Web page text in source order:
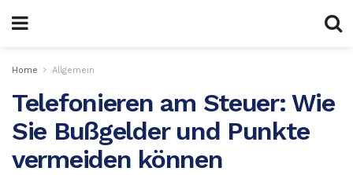
Home Allgemein
Telefonieren am Steuer: Wie
Sie Bußgelder und Punkte
vermeiden können